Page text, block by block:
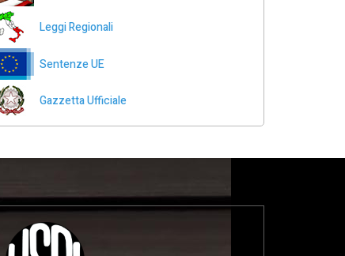
Leggi Regionali
Sentenze UE
Gazzetta Ufficiale